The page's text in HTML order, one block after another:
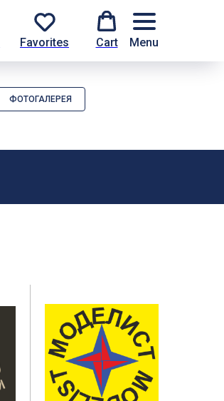
Favorites Cart Menu
ФОТОГАЛЕРЕЯ